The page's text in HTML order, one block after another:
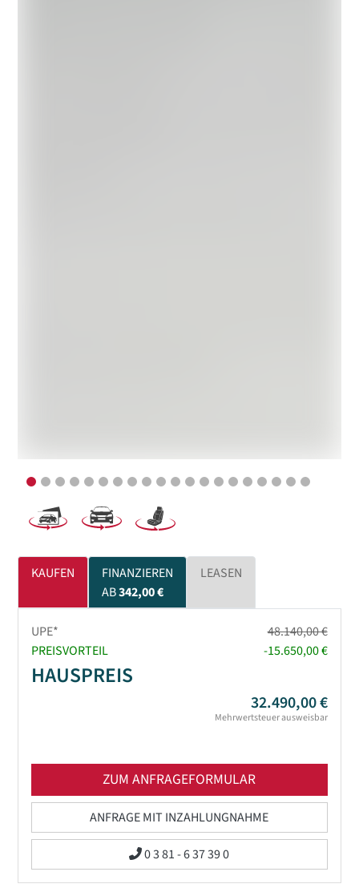
KAUFEN
FINANZIEREN
AB342,00 €
LEASEN
UPE*
48.140,00 €
PREISVORTEIL
-15.650,00 €
HAUSPREIS
32.490,00 €
Mehrwertsteuer ausweisbar
ZUM ANFRAGEFORMULAR
ANFRAGE MIT INZAHLUNGNAHME
0 3 81 - 6 37 39 0